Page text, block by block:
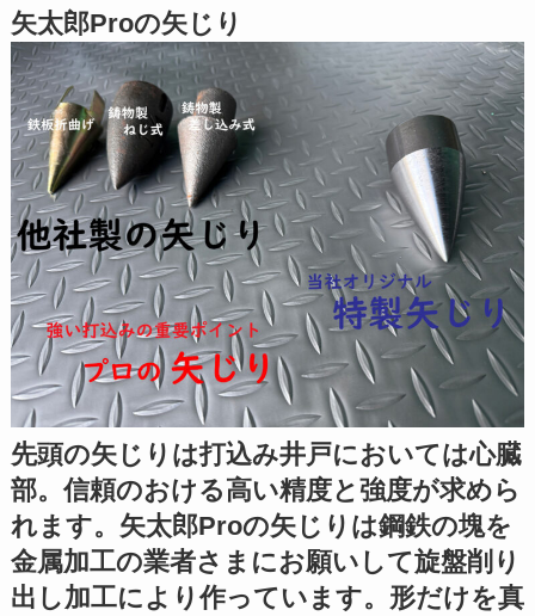
矢太郎Proの矢じり
先頭の矢じりは打込み井戸においては心臓
部。信頼のおける高い精度と強度が求めら
れます。矢太郎Proの矢じりは鋼鉄の塊を
金属加工の業者さまにお願いして旋盤削り
出し加工により作っています。形だけを真